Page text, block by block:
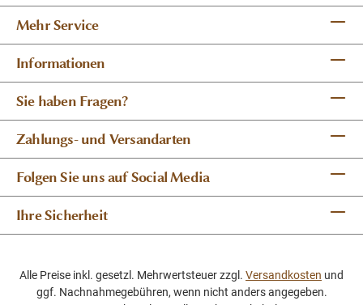
Mehr Service
Informationen
Sie haben Fragen?
Zahlungs- und Versandarten
Folgen Sie uns auf Social Media
Ihre Sicherheit
Alle Preise inkl. gesetzl. Mehrwertsteuer zzgl. Versandkosten und
ggf. Nachnahmegebühren, wenn nicht anders angegeben.